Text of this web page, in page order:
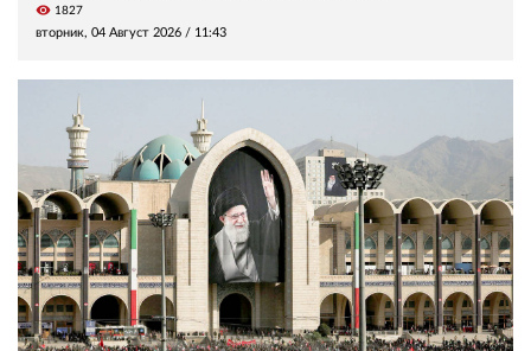
visibility 1827
вторник, 04 Август 2026 / 11:43